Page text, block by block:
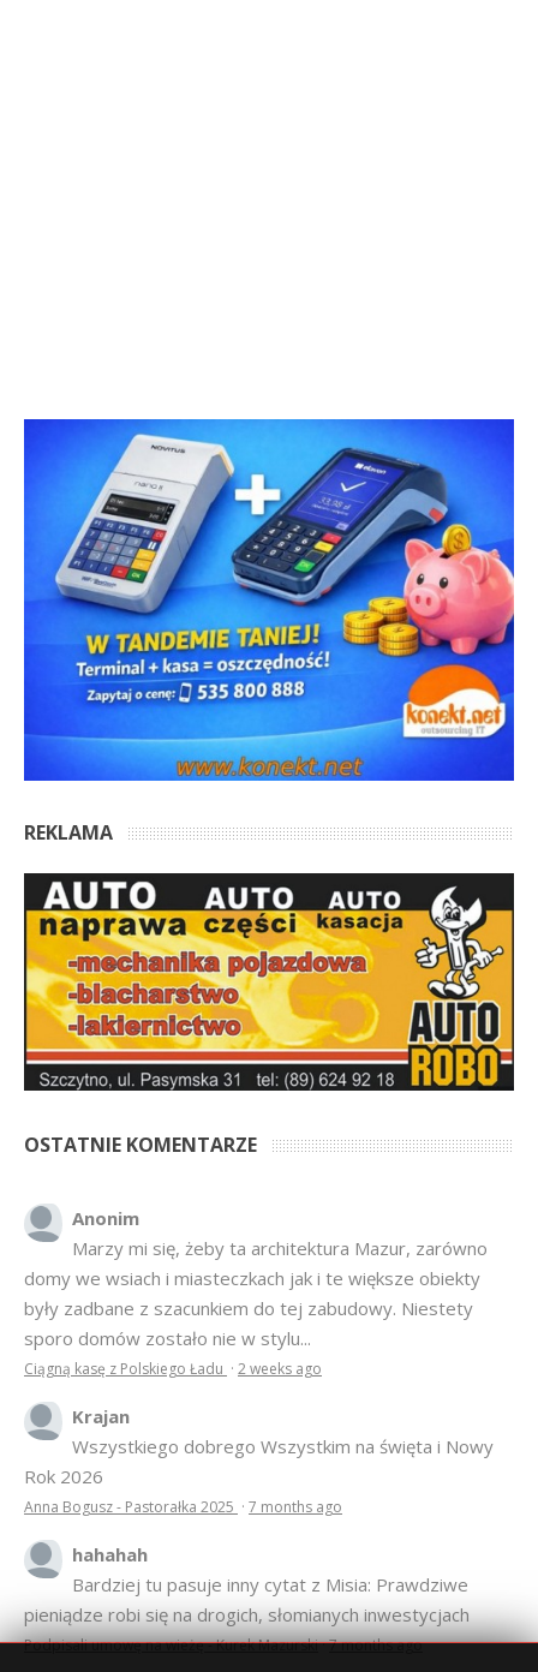
REKLAMA
OSTATNIE KOMENTARZE
Anonim
Marzy mi się, żeby ta architektura Mazur, zarówno
domy we wsiach i miasteczkach jak i te większe obiekty
były zadbane z szacunkiem do tej zabudowy. Niestety
sporo domów zostało nie w stylu...
Ciągną kasę z Polskiego Ładu · 2 weeks ago
Krajan
Wszystkiego dobrego Wszystkim na święta i Nowy
Rok 2026
Anna Bogusz - Pastorałka 2025 · 7 months ago
hahahah
Bardziej tu pasuje inny cytat z Misia: Prawdziwe
pieniądze robi się na drogich, słomianych inwestycjach
Podpisali umowę na wieżę - Kurek Mazurski·7 months ago